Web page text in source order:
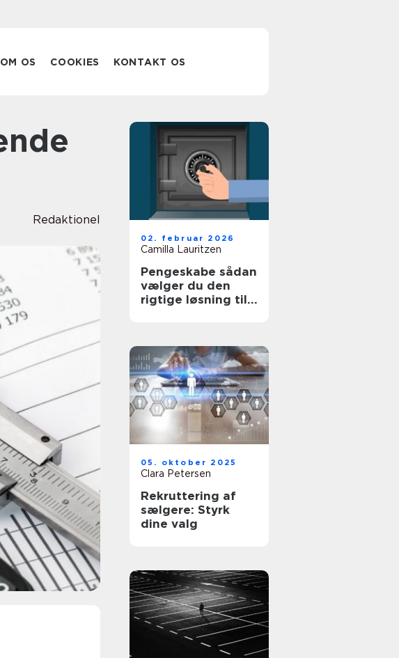
OM OS COOKIES KONTAKT OS
Redaktionel
02. februar 2026
Camilla Lauritzen
Pengeskabe sådan
vælger du den
rigtige løsning til
05. oktober 2025
Clara Petersen
Rekruttering af
sælgere: Styrk
dine valg